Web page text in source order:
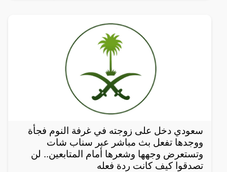
سعودي دخل على زوجته في غرفة النوم فجأة
ووجدها تفعل بث مباشر عبر سناب شات
وتستعرض وجهها وشعرها أمام المتابعين.. لن
تصدقوا كيف كانت ردة فعله